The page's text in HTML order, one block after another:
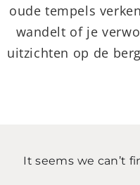
oude tempels
wandelt of je
uitzichten op de
It seems we can’t